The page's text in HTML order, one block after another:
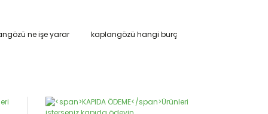
tarafımıza iletebilirsiniz.
ne işe yarar
kaplangözü hangi burç